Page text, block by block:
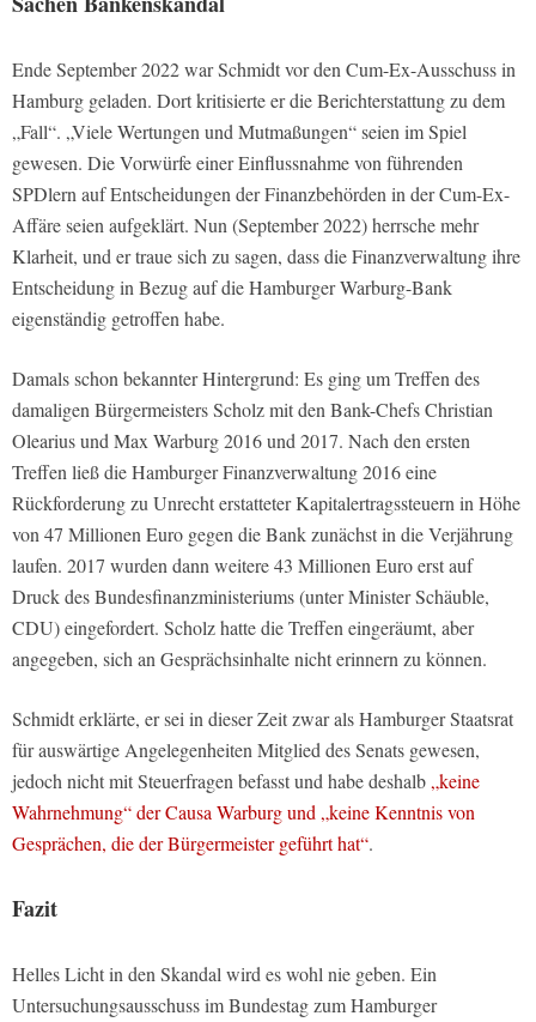
Ende September 2022 war Schmidt vor den Cum-Ex-Ausschuss in
Hamburg geladen. Dort kritisierte er die Berichterstattung zu dem
„Fall“. „Viele Wertungen und Mutmaßungen“ seien im Spiel
gewesen. Die Vorwürfe einer Einflussnahme von führenden
SPDlern auf Entscheidungen der Finanzbehörden in der Cum-Ex-
Affäre seien aufgeklärt. Nun (September 2022) herrsche mehr
Klarheit, und er traue sich zu sagen, dass die Finanzverwaltung ihre
Entscheidung in Bezug auf die Hamburger Warburg-Bank
eigenständig getroffen habe.
Damals schon bekannter Hintergrund: Es ging um Treffen des
damaligen Bürgermeisters Scholz mit den Bank-Chefs Christian
Olearius und Max Warburg 2016 und 2017. Nach den ersten
Treffen ließ die Hamburger Finanzverwaltung 2016 eine
Rückforderung zu Unrecht erstatteter Kapitalertragssteuern in Höhe
von 47 Millionen Euro gegen die Bank zunächst in die Verjährung
laufen. 2017 wurden dann weitere 43 Millionen Euro erst auf
Druck des Bundesfinanzministeriums (unter Minister Schäuble,
CDU) eingefordert. Scholz hatte die Treffen eingeräumt, aber
angegeben, sich an Gesprächsinhalte nicht erinnern zu können.
Schmidt erklärte, er sei in dieser Zeit zwar als Hamburger Staatsrat
für auswärtige Angelegenheiten Mitglied des Senats gewesen,
jedoch nicht mit Steuerfragen befasst und habe deshalb„keine
Wahrnehmung“ der Causa Warburg und „keine Kenntnis von
Gesprächen, die der Bürgermeister geführt hat“.
Fazit
Helles Licht in den Skandal wird es wohl nie geben. Ein
Untersuchungsausschuss im Bundestag zum Hamburger